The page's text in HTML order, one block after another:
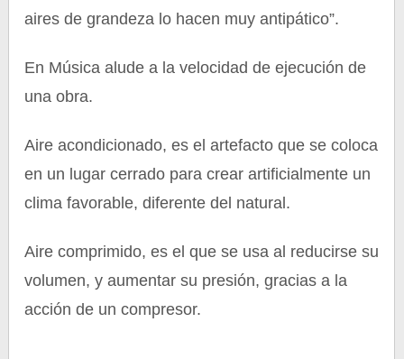
aires de grandeza lo hacen muy antipático”.
En Música alude a la velocidad de ejecución de
una obra.
Aire acondicionado, es el artefacto que se coloca
en un lugar cerrado para crear artificialmente un
clima favorable, diferente del natural.
Aire comprimido, es el que se usa al reducirse su
volumen, y aumentar su presión, gracias a la
acción de un compresor.